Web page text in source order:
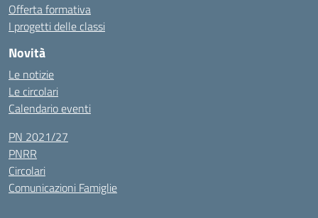
Offerta formativa
I progetti delle classi
Novità
Le notizie
Le circolari
Calendario eventi
PN 2021/27
PNRR
Circolari
Comunicazioni Famiglie